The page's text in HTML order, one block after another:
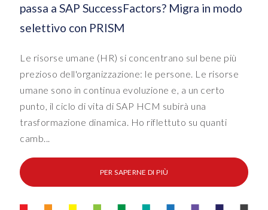
passa a SAP SuccessFactors? Migra in modo
selettivo con PRISM
Le risorse umane (HR) si concentrano sul bene più
prezioso dell'organizzazione: le persone. Le risorse
umane sono in continua evoluzione e, a un certo
punto, il ciclo di vita di SAP HCM subirà una
trasformazione dinamica. Ho riflettuto su quanti
camb...
PER SAPERNE DI PIÙ